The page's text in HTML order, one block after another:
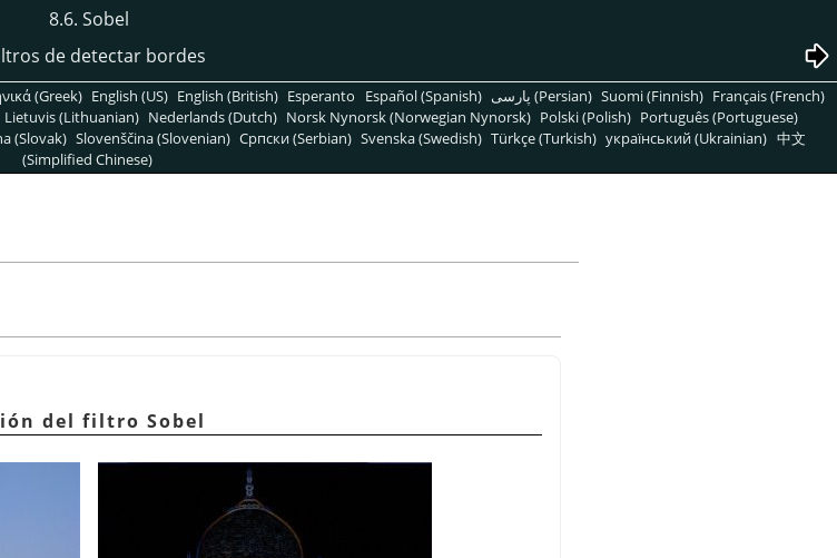
8.6. Sobel
de detectar bordes
(Greek) English (US) English (British) Esperanto Español (Spanish) پارسی (Persian) Suomi (Finnish) Français (French)
Lietuvis (Lithuanian) Nederlands (Dutch) Norsk Nynorsk (Norwegian Nynorsk) Polski (Polish) Português (Portuguese)
(Slovak) Slovenščina (Slovenian) Српски (Serbian) Svenska (Swedish) Türkçe (Turkish) український (Ukrainian) 中文
(Simplified Chinese)
del filtro Sobel